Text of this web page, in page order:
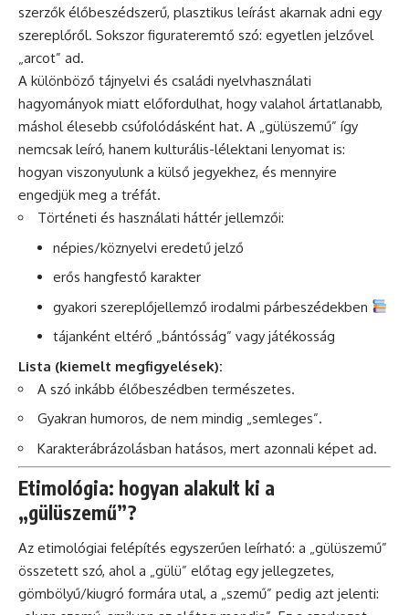
szerzők élőbeszédszerű, plasztikus leírást akarnak adni egy
szereplőről. Sokszor figurateremtő szó: egyetlen jelzővel
„arcot” ad.
A különböző tájnyelvi és családi nyelvhasználati
hagyományok miatt előfordulhat, hogy valahol ártatlanabb,
máshol élesebb csúfolódásként hat. A „gülüszemű” így
nemcsak leíró, hanem kulturális-lélektani lenyomat is:
hogyan viszonyulunk a külső jegyekhez, és mennyire
engedjük meg a tréfát.
Történeti és használati háttér jellemzői:
népies/köznyelvi eredetű jelző
erős hangfestő karakter
gyakori szereplőjellemző irodalmi párbeszédekben
tájanként eltérő „bántósság” vagy játékosság
Lista (kiemelt megfigyelések):
A szó inkább élőbeszédben természetes.
Gyakran humoros, de nem mindig „semleges”.
Karakterábrázolásban hatásos, mert azonnali képet ad.
Etimológia: hogyan alakult ki a
„gülüszemű”?
Az etimológiai felépítés egyszerűen leírható: a „gülüszemű”
összetett szó, ahol a „gülü” előtag egy jellegzetes,
gömbölyű/kiugró formára utal, a „szemű” pedig azt jelenti: